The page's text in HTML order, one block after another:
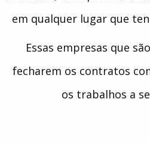
em qualquer lugar que
Essas empresas que
fecharem os contratos
os trabalhos a